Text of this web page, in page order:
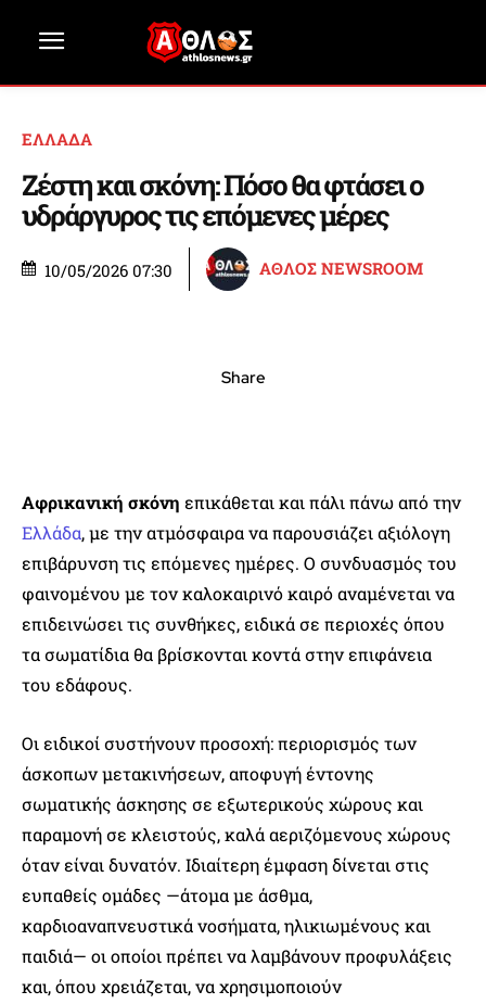
ΕΛΛΑΔΑ
Ζέστη και σκόνη: Πόσο θα φτάσει ο
υδράργυρος τις επόμενες μέρες
10/05/2026 07:30 ΑΘΛΟΣ NEWSROOM
Share
Αφρικανική σκόνη επικάθεται και πάλι πάνω από την
Ελλάδα, με την ατμόσφαιρα να παρουσιάζει αξιόλογη
επιβάρυνση τις επόμενες ημέρες. Ο συνδυασμός του
φαινομένου με τον καλοκαιρινό καιρό αναμένεται να
επιδεινώσει τις συνθήκες, ειδικά σε περιοχές όπου
τα σωματίδια θα βρίσκονται κοντά στην επιφάνεια
του εδάφους.
Οι ειδικοί συστήνουν προσοχή: περιορισμός των
άσκοπων μετακινήσεων, αποφυγή έντονης
σωματικής άσκησης σε εξωτερικούς χώρους και
παραμονή σε κλειστούς, καλά αεριζόμενους χώρους
όταν είναι δυνατόν. Ιδιαίτερη έμφαση δίνεται στις
ευπαθείς ομάδες —άτομα με άσθμα,
καρδιοαναπνευστικά νοσήματα, ηλικιωμένους και
παιδιά— οι οποίοι πρέπει να λαμβάνουν προφυλάξεις
και, όπου χρειάζεται, να χρησιμοποιούν